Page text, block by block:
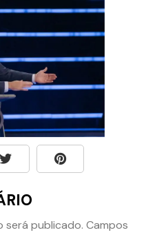
será publicado. Campos